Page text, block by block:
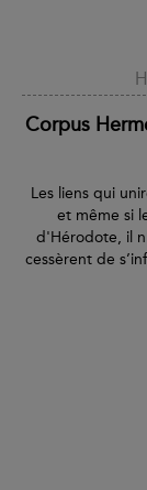
Corpus
Les liens qui
et même si
d'Hérodote, il
cessèrent de